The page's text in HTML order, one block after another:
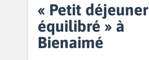
« Petit déjeuner
équilibré » à
Bienaimé